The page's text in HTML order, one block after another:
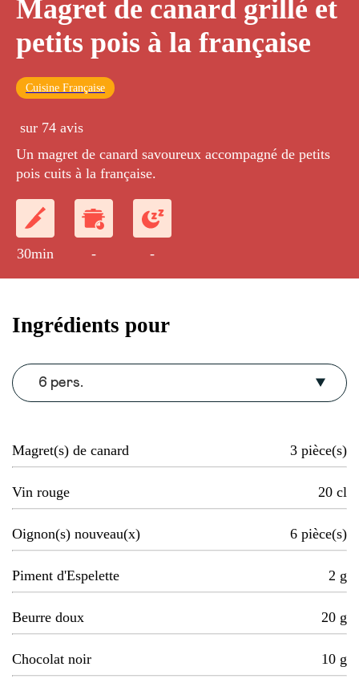
Magret de canard grillé et
petits pois à la française
Cuisine Française
sur 74 avis
Un magret de canard savoureux accompagné de petits
pois cuits à la française.
30min - -
Ingrédients pour
6 pers.
Magret(s) de canard 3 pièce(s)
Vin rouge 20 cl
Oignon(s) nouveau(x) 6 pièce(s)
Piment d'Espelette 2 g
Beurre doux 20 g
Chocolat noir 10 g